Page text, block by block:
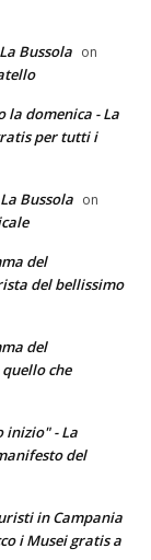
Bussola on
la domenica - La
per tutti i
Bussola on
del
del bellissimo
del
che
inizio" - La
del
in Campania
i Musei gratis a